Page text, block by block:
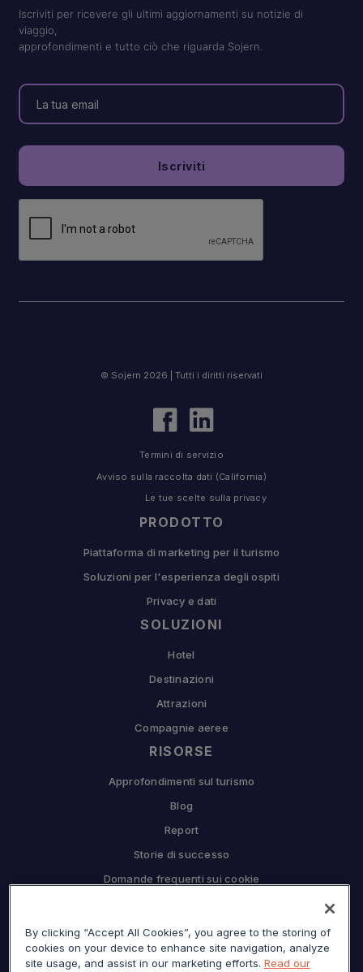
Iscriviti per ricevere gli ultimi aggiornamenti su notizie di
viaggio,
approfondimenti e tutto ciò che riguarda Sojern.
PRODOTTO
Piattaforma di marketing per il turismo
Soluzioni per l'esperienza degli ospiti
Privacy e dati
SOLUZIONI
Hotel
Destinazioni
Attrazioni
Compagnie aeree
RISORSE
Approfondimenti sul turismo
Blog
Report
Storie di successo
Domande frequenti sui cookie
Perché Sojern
Collabora con noi
© Sojern 2026 | Tutti i diritti riservati
Termini di servizio
Avviso sulla raccolta dati (California)
Le tue scelte sulla privacy
By clicking “Accept All Cookies”, you agree to the storing of
cookies on your device to enhance site navigation, analyze
site usage, and assist in our marketing efforts. Read our